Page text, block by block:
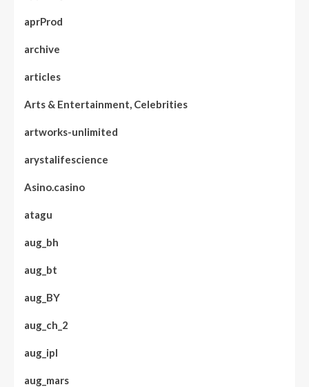
aprProd
archive
articles
Arts & Entertainment, Celebrities
artworks-unlimited
arystalifescience
Asino.casino
atagu
aug_bh
aug_bt
aug_BY
aug_ch_2
aug_ipl
aug_mars